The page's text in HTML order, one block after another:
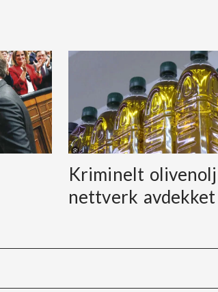
Kriminelt
nettverk avdekket